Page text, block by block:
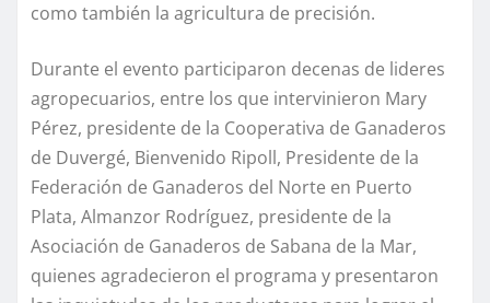
como también la agricultura de precisión.
Durante el evento participaron decenas de lideres
agropecuarios, entre los que intervinieron Mary
Pérez, presidente de la Cooperativa de Ganaderos
de Duvergé, Bienvenido Ripoll, Presidente de la
Federación de Ganaderos del Norte en Puerto
Plata, Almanzor Rodríguez, presidente de la
Asociación de Ganaderos de Sabana de la Mar,
quienes agradecieron el programa y presentaron